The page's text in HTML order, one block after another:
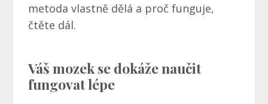
metoda vlastně dělá a proč funguje,
čtěte dál.
Váš mozek se dokáže naučit
fungovat lépe